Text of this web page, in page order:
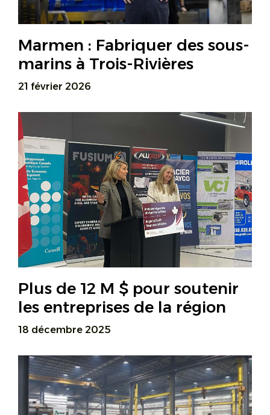
Marmen : Fabriquer des sous-
marins à Trois-Rivières
21 février 2026
Plus de 12 M $ pour soutenir
les entreprises de la région
18 décembre 2025